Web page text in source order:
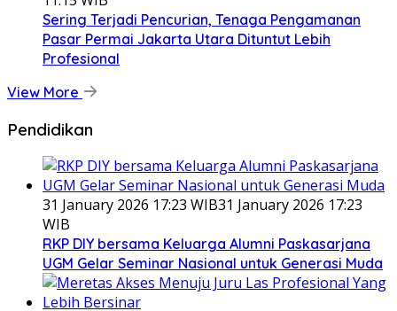
Sering Terjadi Pencurian, Tenaga Pengamanan
Pasar Permai Jakarta Utara Dituntut Lebih
Profesional
View More
Pendidikan
31 January 2026 17:23 WIB31 January 2026 17:23
WIB
RKP DIY bersama Keluarga Alumni Paskasarjana
UGM Gelar Seminar Nasional untuk Generasi Muda